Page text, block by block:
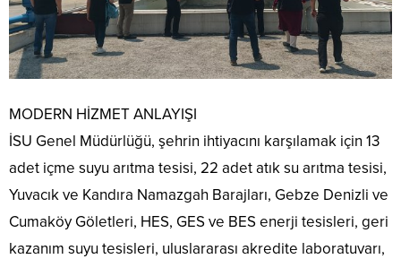
MODERN HİZMET ANLAYIŞI
İSU Genel Müdürlüğü, şehrin ihtiyacını karşılamak için 13
adet içme suyu arıtma tesisi, 22 adet atık su arıtma tesisi,
Yuvacık ve Kandıra Namazgah Barajları, Gebze Denizli ve
Cumaköy Göletleri, HES, GES ve BES enerji tesisleri, geri
kazanım suyu tesisleri, uluslararası akredite laboratuvarı,